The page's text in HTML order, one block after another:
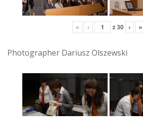
« ‹ z30 › »
Photographer Dariusz Olszewski